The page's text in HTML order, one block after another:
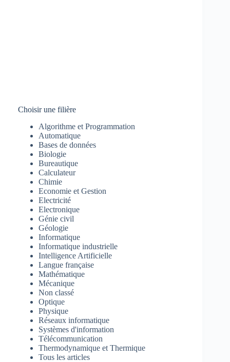
Choisir une filière
Algorithme et Programmation
Automatique
Bases de données
Biologie
Bureautique
Calculateur
Chimie
Economie et Gestion
Electricité
Electronique
Génie civil
Géologie
Informatique
Informatique industrielle
Intelligence Artificielle
Langue française
Mathématique
Mécanique
Non classé
Optique
Physique
Réseaux informatique
Systèmes d'information
Télécommunication
Thermodynamique et Thermique
Tous les articles